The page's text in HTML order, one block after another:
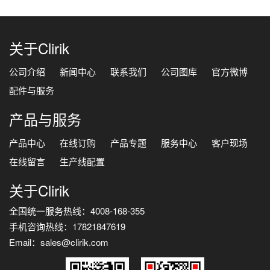
关于Clirik
公司介绍 新闻中心 联系我们 公司图库
官方微博
配件与服务
产品与服务
产品中心 在线订购 产品专题 服务中心
客户现场
在线留言
生产线配置
关于Clirik
全国统一服务热线：4008-168-355
手机咨询热线：17821847619
Email：sales@clirik.com